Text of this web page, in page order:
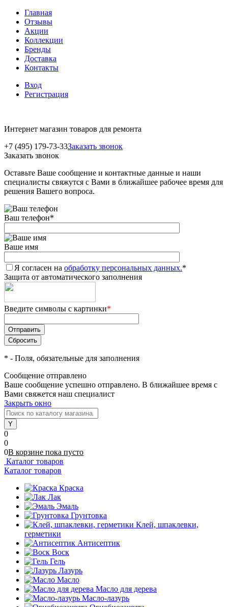
Главная
Отзывы
Акции
Коллекции
Бренды
Доставка
Контакты
Вход
Регистрация
Интернет магазин товаров для ремонта
+7 (495) 179-73-33Заказать звонок
Заказать звонок
Оставьте Ваше сообщение и контактные данные и наши
специалисты свяжутся с Вами в ближайшее рабочее время для
решения Вашего вопроса.
Ваш телефон*
Ваше имя
Я согласен на обработку персональных данных.*
Защита от автоматического заполнения
Введите символы с картинки*
* - Поля, обязательные для заполнения
Сообщение отправлено
Ваше сообщение успешно отправлено. В ближайшее время с
Вами свяжется наш специалист
Закрыть окно
0
0
0В корзине пока пусто
Каталог товаров
Каталог товаров
Краска
Лак
Эмаль
Грунтовка
Клей, шпаклевки,
герметики
Антисептик
Воск
Гель
Лазурь
Масло
Масло для дерева
Масло-лазурь